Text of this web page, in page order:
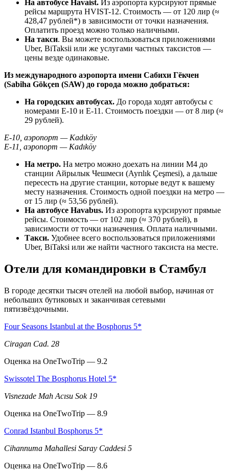
На автобусе Havaist. Из аэропорта курсируют прямые
рейсы маршрута HVIST-12. Стоимость — от 120 лир (≈
428,47 рублей*) в зависимости от точки назначения.
Оплатить проезд можно только наличными.
На такси. Вы можете воспользоваться приложениями
Uber, BiTaksii или же услугами частных таксистов —
цены везде одинаковые.
Из международного аэропорта имени Сабихи Гёкчен
(Sabiha Gökçen (SAW) до города можно добраться:
На городских автобусах. До города ходят автобусы с
номерами E-10 и E-11. Стоимость поездки — от 8 лир (≈
29 рублей).
E-10, аэропорт — Kadıköy
E-11, аэропорт — Kadıköy
На метро. На метро можно доехать на линии М4 до
станции Айрылык Чешмеси (Ayrılık Çeşmesi), а дальше
пересесть на другие станции, которые ведут к вашему
месту назначения. Стоимость одной поездки на метро —
от 15 лир (≈ 53,56 рублей).
На автобусе Havabus. Из аэропорта курсируют прямые
рейсы. Стоимость — от 102 лир (≈ 370 рублей), в
зависимости от точки назначения. Оплата наличными.
Такси. Удобнее всего воспользоваться приложениями
Uber, BiTaksi или же найти частного таксиста на месте.
Отели для командировки в Стамбул
В городе десятки тысяч отелей на любой выбор, начиная от
небольших бутиковых и заканчивая сетевыми
пятизвёздочными.
Four Seasons Istanbul at the Bosphorus 5*
Ciragan Cad. 28
Оценка на OneTwoTrip — 9.2
Swissotel The Bosphorus Hotel 5*
Visnezade Mah Acısu Sok 19
Оценка на OneTwoTrip — 8.9
Conrad Istanbul Bosphorus 5*
Cihannuma Mahallesi Saray Caddesi 5
Оценка на OneTwoTrip — 8.6